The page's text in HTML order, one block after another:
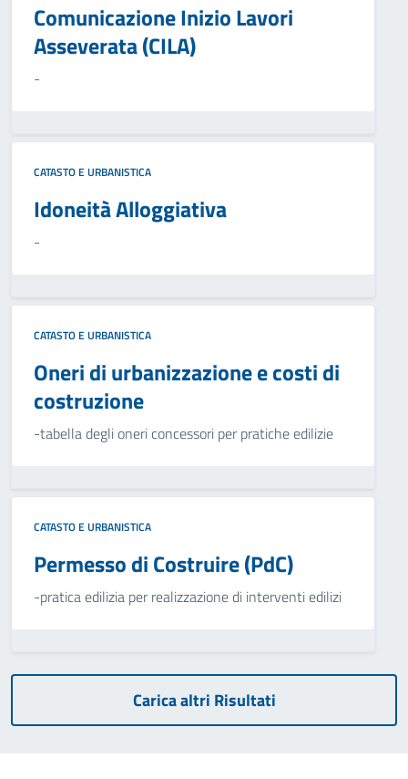
Comunicazione Inizio Lavori
Asseverata (CILA)
-
CATASTO E URBANISTICA
Idoneità Alloggiativa
-
CATASTO E URBANISTICA
Oneri di urbanizzazione e costi di
costruzione
-tabella degli oneri concessori per pratiche edilizie
CATASTO E URBANISTICA
Permesso di Costruire (PdC)
-pratica edilizia per realizzazione di interventi edilizi
Carica altri Risultati